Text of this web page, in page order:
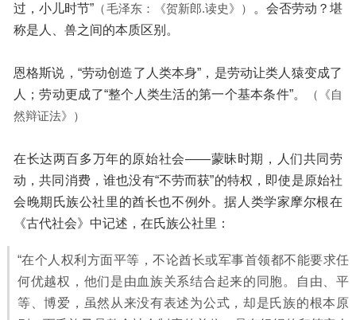
过，小儿时节” （毛泽东：《贺新郎.读史》）
。会否劳动？堪
称是人、兽之间的本质区别。
恩格斯说，“劳动创造了人类本身”，是劳动让类人猿变成了
人；劳动更成了“整个人类生活的第一个基本条件”。
（《自
然辩证法》）
在长达两百多万年的原始社会——蒙昧时期，人们共同劳
动，共同消费，谁也没有“不劳而获”的特权，即使是原始社
会晚期氏族公社里的酋长也不例外。据人类学家摩尔根在
《古代社会》中记述，在氏族公社里：
“在个人权利方面平等，不论酋长或军事首领都不能要求任
何优越权，他们是由血族关系结合起来的同胞。自由、平
等、博爱，虽然从来没有表述为公式，却是氏族的根本原